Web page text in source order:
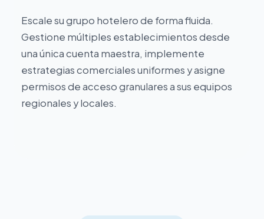
Escale su grupo hotelero de forma fluida.
Gestione múltiples establecimientos desde
una única cuenta maestra, implemente
estrategias comerciales uniformes y asigne
permisos de acceso granulares a sus equipos
regionales y locales.